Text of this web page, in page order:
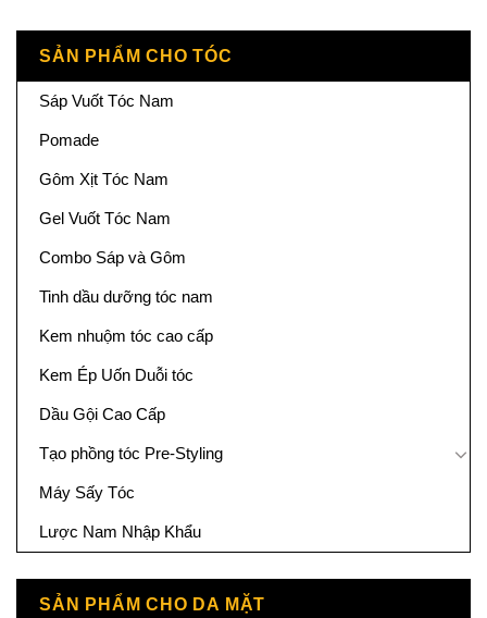
SẢN PHẨM CHO TÓC
Sáp Vuốt Tóc Nam
Pomade
Gôm Xịt Tóc Nam
Gel Vuốt Tóc Nam
Combo Sáp và Gôm
Tinh dầu dưỡng tóc nam
Kem nhuộm tóc cao cấp
Kem Ép Uốn Duỗi tóc
Dầu Gội Cao Cấp
Tạo phồng tóc Pre-Styling
Máy Sấy Tóc
Lược Nam Nhập Khẩu
SẢN PHẨM CHO DA MẶT